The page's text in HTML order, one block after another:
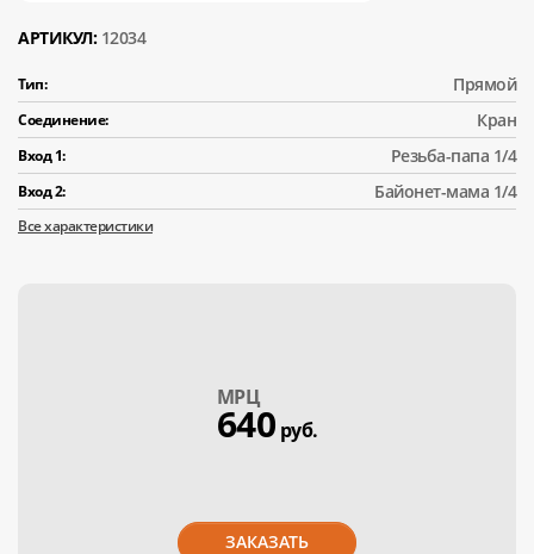
АРТИКУЛ: 12034
Тип: Прямой
Соединение: Кран
Вход 1: Резьба-папа 1/4
Вход 2: Байонет-мама 1/4
Все характеристики
МPЦ
640 руб.
ЗАКАЗАТЬ